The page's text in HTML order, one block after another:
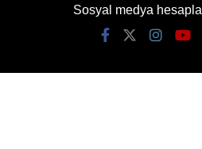
Sosyal medya